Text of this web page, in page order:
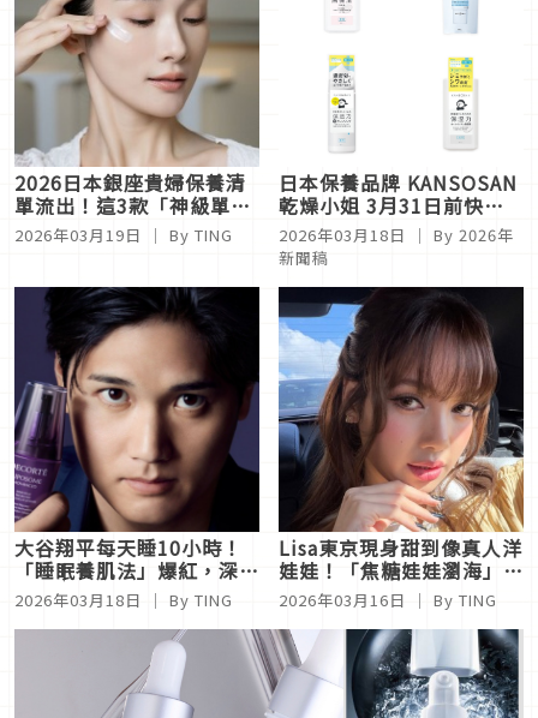
2026日本銀座貴婦保養清
單流出！這3款「神級單
品」默默囤貨：La Mer電
眼霜、肌膚之鑰精華、香緹
曝光
2026年03月19日 ｜ By TING
日本保養品牌 KANSOSAN
乾燥小姐 3月31日前快閃
台隆手創館 LaLaport 南港
店
2026年03月18日 ｜ By 2026年
新聞稿
大谷翔平每天睡10小時！
「睡眠養肌法」爆紅，深層
睡眠打造不易胖體質＋抗老
體質
2026年03月18日 ｜ By TING
Lisa東京現身甜到像真人洋
娃娃！「焦糖娃娃瀏海」爆
紅，跨世代日本女孩瘋狂模
仿！
2026年03月16日 ｜ By TING